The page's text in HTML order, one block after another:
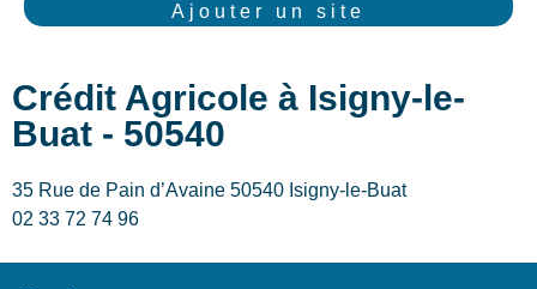
Ajouter un site
Crédit Agricole à Isigny-le-
Buat - 50540
35 Rue de Pain d’Avaine 50540 Isigny-le-Buat
02 33 72 74 96